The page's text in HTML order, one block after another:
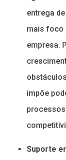
entrega
mais foco
empresa.
impõe
Suporte